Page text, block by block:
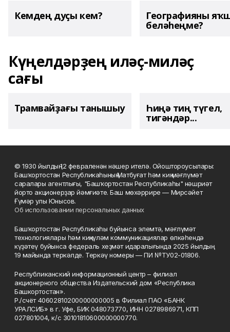
Кемдең дуҫы кем? Географияны
беләһеңме?
Күңелдәрҙең иләҫ-миләҫ
сағы
Трамвайҙағы танышыу Һиңә тиң түгел,
тигәндәр...
© 1930 йылдың 12 февраленән нәшер ителә. Ойоштороусылары:
Башҡортостан Республикаһының Матбуғат һәм киң мәғлүмәт
саралары агентлығы, "Башҡортостан Республикаһы" нәшриәт
йорто акционерҙар йәмғиәте. Баш мөхәррире — Мирсәйет
Ғүмәр улы Юнысов.
Об использовании персональных данных
Башҡортостан Республикаһы буйынса элемтә, мәғлүмәт
технологиялары һәм киңкүләм коммуникациялар өлкәһендә
күҙәтеү буйынса федераль хеҙмәт идаралығында 2025 йылдың
19 майында теркәлде. Теркәү номеры — ПИ №ТУ02-01806.
Республиканский информационный центр – филиал
акционерного общества Издательский дом «Республика
Башкортостан».
Р./счёт 40602810200000000005 в Филиал ПАО «БАНК
УРАЛСИБ» в г. Уфе, БИК 048073770, ИНН 0278986971, КПП
027801004, к/с 30101810600000000770.